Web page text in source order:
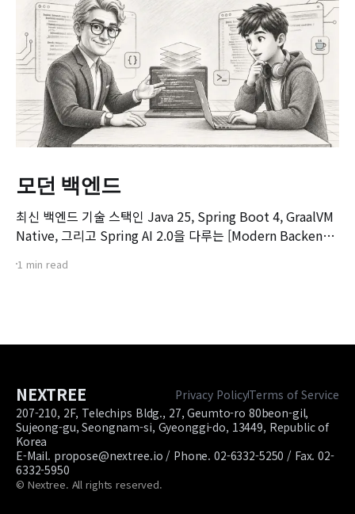
모던 백엔드
최신 백엔드 기술 스택인 Java 25, Spring Boot 4, GraalVM
Native, 그리고 Spring AI 2.0을 다루는 [Modern Backend]
존 Spring Boot 환경에서 서비스를 구축하고 배포해보신 개
1 min read
NEXTREE Privacy PolicyTerms of Service
207-210, 2F, Telechips Bldg., 27, Geumto-ro 80beon-gil,
Sujeong-gu, Seongnam-si, Gyeonggi-do, 13449, Republic of
Korea
E-Mail. propose@nextree.io / Phone. 02-6332-5250 / Fax. 02-
6332-5950
© Nextree. All rights reserved.